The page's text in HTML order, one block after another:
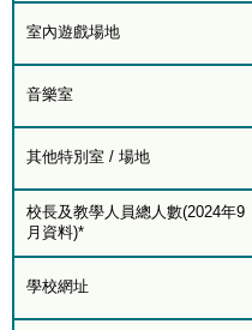
室內遊戲場地
音樂室
其他特別室 / 場地
校長及教學人員總人數(2024年9
月資料)*
學校網址